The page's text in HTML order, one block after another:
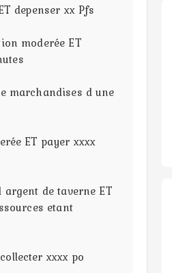
depenser xx Pfs
moderée ET
marchandises d une
ET payer xxxx
de taverne ET
etant
xxxx po